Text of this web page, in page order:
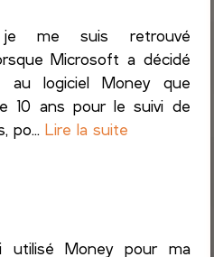
je me suis retrouvé
Microsoft a décidé
logiciel Money que
10 ans pour le suivi de
po...Lire la suite
utilisé Money pour ma